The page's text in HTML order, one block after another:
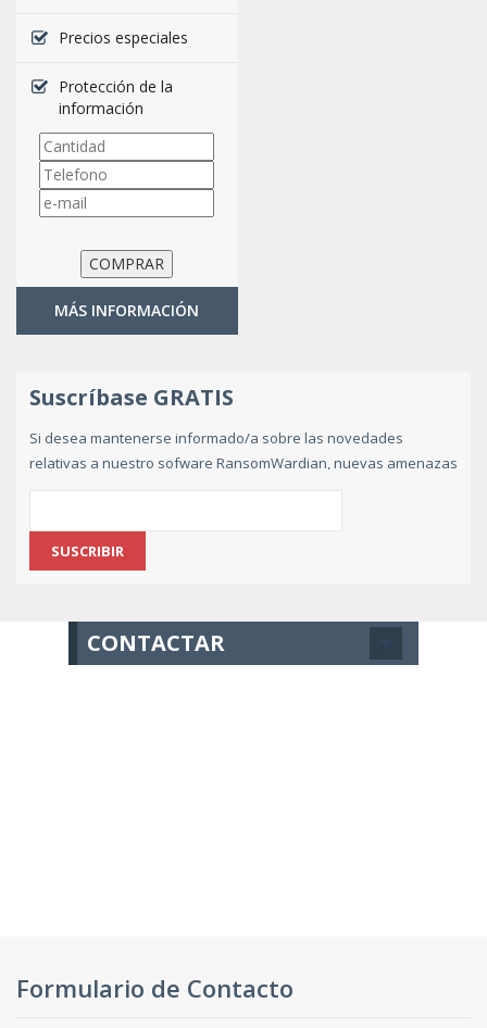
Precios especiales
Protección de la
información
MÁS INFORMACIÓN
Suscríbase GRATIS
Si desea mantenerse informado/a sobre las novedades
relativas a nuestro sofware RansomWardian, nuevas amenazas
CONTACTAR
Formulario de Contacto